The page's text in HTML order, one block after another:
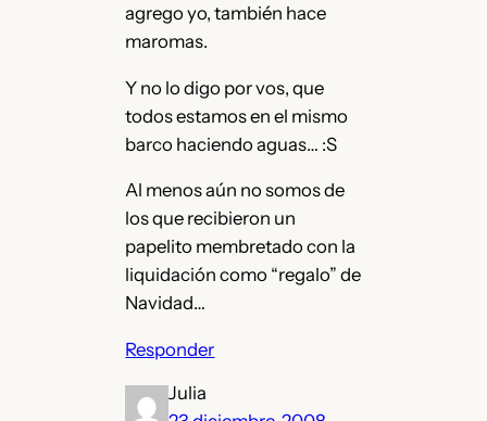
agrego yo, también hace
maromas.
Y no lo digo por vos, que
todos estamos en el mismo
barco haciendo aguas… :S
Al menos aún no somos de
los que recibieron un
papelito membretado con la
liquidación como “regalo” de
Navidad…
Responder
Julia